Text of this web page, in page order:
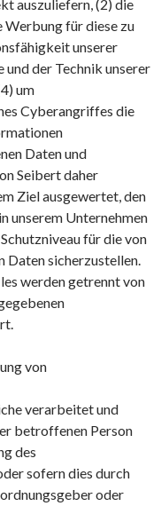
auszuliefern, (2) die
Werbung für diese zu
unserer
der Technik unserer
um
Cyberangriffes die
Daten und
Seibert daher
Ziel ausgewertet, den
unserem Unternehmen
für die von
Daten sicherzustellen.
werden getrennt von
von
verarbeitet und
betroffenen Person
des
sofern dies durch
oder